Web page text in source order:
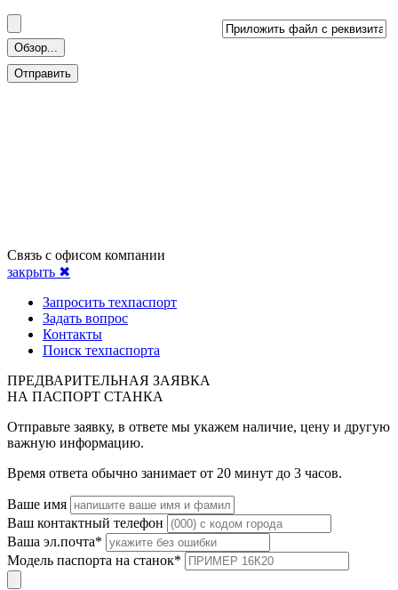
Связь с офисом компании
закрыть ✖
Запросить техпаспорт
Задать вопрос
Контакты
Поиск техпаспорта
ПРЕДВАРИТЕЛЬНАЯ ЗАЯВКА
НА ПАСПОРТ СТАНКА
Отправьте заявку, в ответе мы укажем наличие, цену и другую
важную информацию.
Время ответа обычно занимает от 20 минут до 3 часов.
Ваше имя
Ваш контактный телефон
Ваша эл.почта*
Модель паспорта на станок*